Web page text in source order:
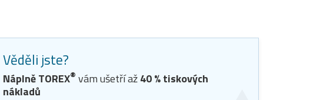
Věděli jste?
Náplně TOREX® vám ušetří až40% tiskových
nákladů